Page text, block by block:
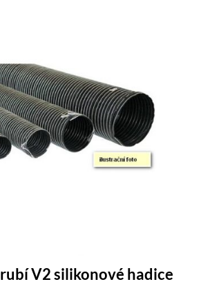
V2 silikonové hadice